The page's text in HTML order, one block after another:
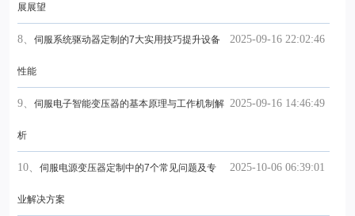
展展望
2025-09-16 22:02:46
8、 伺服系统驱动器定制的7大实用技巧提升设备
性能
2025-09-16 14:46:49
9、 伺服电子智能变压器的基本原理与工作机制解
析
2025-10-06 06:39:01
10、 伺服电源变压器定制中的7个常见问题及专
业解决方案